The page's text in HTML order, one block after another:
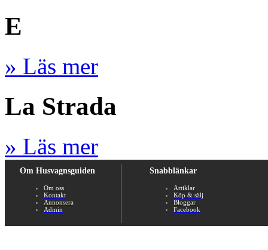
E
» Läs mer
La Strada
» Läs mer
Om Husvagnsguiden
Om oss
Kontakt
Annonsera
Admin
Snabblänkar
Artiklar
Köp & sälj
Bloggar
Facebook